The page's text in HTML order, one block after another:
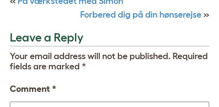
Forbered dig på din hønserejse »
Leave a Reply
Your email address will not be published. Required
fields are marked *
Comment *